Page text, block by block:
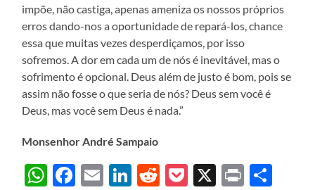
impõe, não castiga, apenas ameniza os nossos próprios
erros dando-nos a oportunidade de repará-los, chance
essa que muitas vezes desperdiçamos, por isso
sofremos. A dor em cada um de nós é inevitável, mas o
sofrimento é opcional. Deus além de justo é bom, pois se
assim não fosse o que seria de nós? Deus sem você é
Deus, mas você sem Deus é nada.”
Monsenhor André Sampaio
WhatsApp
Facebook
EmailLinkedIn
Reddit
Pocket
X Print